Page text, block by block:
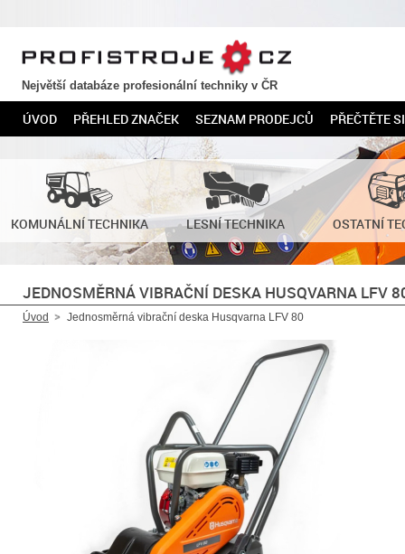
PROFISTROJE.CZ
Největší databáze profesionální techniky v ČR
ÚVOD PŘEHLED ZNAČEK SEZNAM PRODEJCŮ PŘEČTĚTE SI
KOMUNÁLNÍ TECHNIKA LESNÍ TECHNIKA OSTATNÍ
JEDNOSMĚRNÁ VIBRAČNÍ DESKA HUSQVARNA LFV
Úvod Jednosměrná vibrační deska Husqvarna LFV 80